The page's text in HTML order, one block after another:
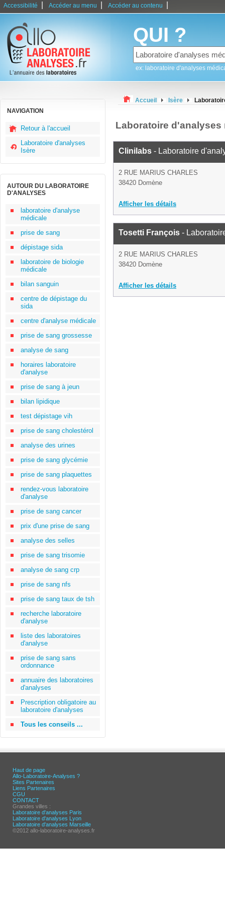
Accessibilité Accéder au menu Accéder au contenu
QUI ?
ex: laboratoire d'analyses
NAVIGATION
Retour à l'accueil
Laboratoire d'analyses
Isère
AUTOUR DU LABORATOIRE
D'ANALYSES
laboratoire d'analyse
médicale
prise de sang
dépistage sida
laboratoire de biologie
médicale
bilan sanguin
centre de dépistage du
sida
centre d'analyse médicale
prise de sang grossesse
analyse de sang
horaires laboratoire
d'analyse
prise de sang à jeun
bilan lipidique
test dépistage vih
prise de sang cholestérol
analyse des urines
prise de sang glycémie
prise de sang plaquettes
rendez-vous laboratoire
d'analyse
prise de sang cancer
prix d'une prise de sang
analyse des selles
prise de sang trisomie
analyse de sang crp
prise de sang nfs
prise de sang taux de tsh
recherche laboratoire
d'analyse
liste des laboratoires
d'analyse
prise de sang sans
ordonnance
annuaire des laboratoires
d'analyses
Prescription obligatoire au
laboratoire d'analyses
Tous les conseils ...
Accueil Isère
Laboratoire d'analyses
Clinilabs - Laboratoire
2 RUE MARIUS CHARLES
38420 Domène
Afficher les détails
Tosetti François -
2 RUE MARIUS CHARLES
38420 Domène
Afficher les détails
Haut de page
Allo-Laboratoire-Analyses ?
Sites Partenaires
Liens Partenaires
CGU
CONTACT
Grandes villes :
Laboratoire d'analyses Paris
Laboratoire d'analyses Lyon
Laboratoire d'analyses Marseille
©2012 allo-laboratoire-analyses.fr